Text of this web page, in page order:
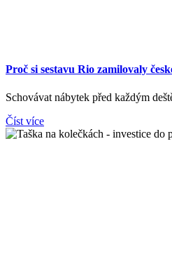
Proč si sestavu Rio zamilovaly
Schovávat nábytek před každým
Číst více